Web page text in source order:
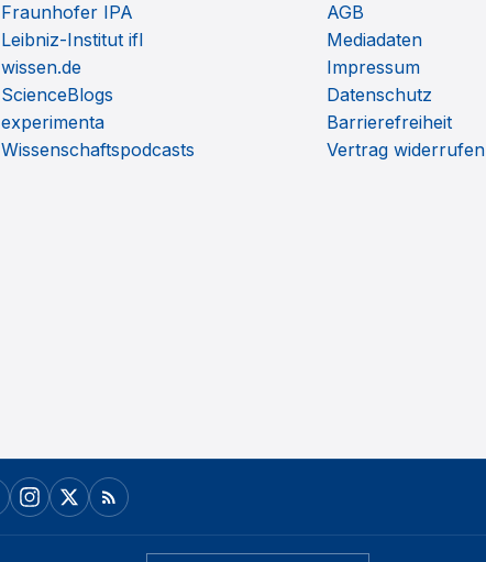
Fraunhofer IPA
Leibniz-Institut ifl
wissen.de
ScienceBlogs
experimenta
Wissenschaftspodcasts
AGB
Mediadaten
Impressum
Datenschutz
Barrierefreiheit
Vertrag widerrufen